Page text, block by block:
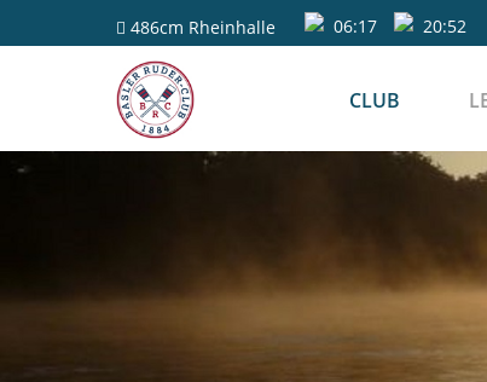
486cm Rheinhalle 06:17 20:52
CLUB